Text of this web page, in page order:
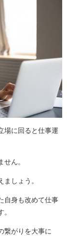
場に回ると仕事運
せん。
しょう。
自身も改めて仕事
。
繋がりを大事に